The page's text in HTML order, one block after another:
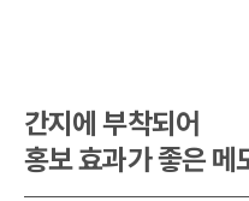
간지에 부착되어
홍보 효과가 좋은 메